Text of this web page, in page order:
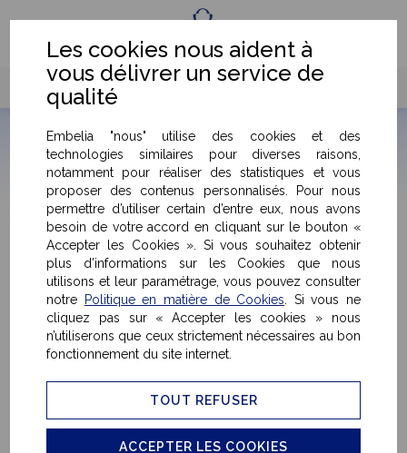
Détails & caractéristiques du produit
< Retour
Les cookies nous aident à
vous délivrer un service de
qualité
Embelia "nous" utilise des cookies et des
technologies similaires pour diverses raisons,
notamment pour réaliser des statistiques et vous
proposer des contenus personnalisés. Pour nous
permettre d’utiliser certain d’entre eux, nous avons
besoin de votre accord en cliquant sur le bouton «
Accepter les Cookies ». Si vous souhaitez obtenir
plus d’informations sur les Cookies que nous
utilisons et leur paramétrage, vous pouvez consulter
notre
Politique en matière de Cookies. Si vous ne
cliquez pas sur « Accepter les cookies » nous
n’utiliserons que ceux strictement nécessaires au bon
fonctionnement du site internet.
TOUT REFUSER
ACCEPTER LES COOKIES